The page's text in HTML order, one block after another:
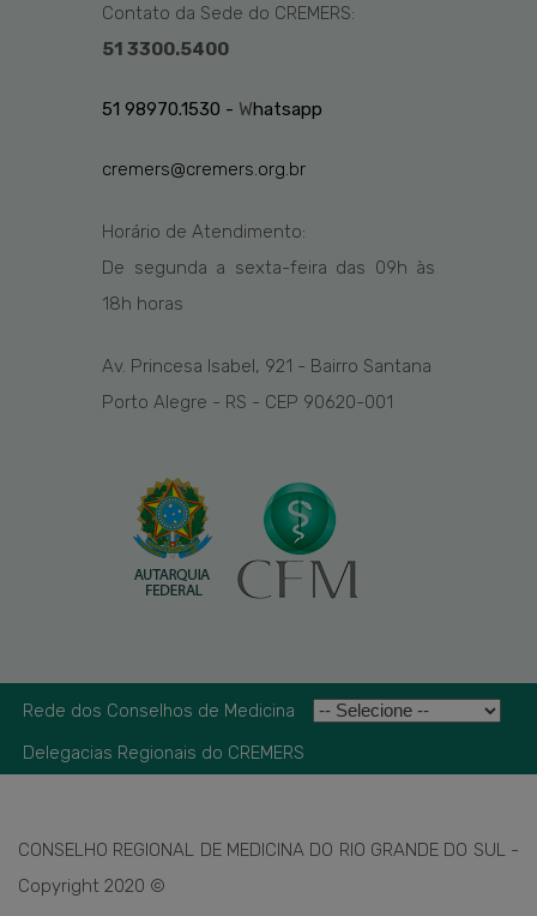
Contato da Sede do CREMERS:
51 3300.5400
51 98970.1530 - Whatsapp
cremers@cremers.org.br
Horário de Atendimento:
De segunda a sexta-feira das 09h às
18h horas
Av. Princesa Isabel, 921 - Bairro Santana
Porto Alegre - RS - CEP 90620-001
Rede dos Conselhos de Medicina
Delegacias Regionais do CREMERS
CONSELHO REGIONAL DE MEDICINA DO RIO GRANDE DO SUL -
Copyright 2020 ©